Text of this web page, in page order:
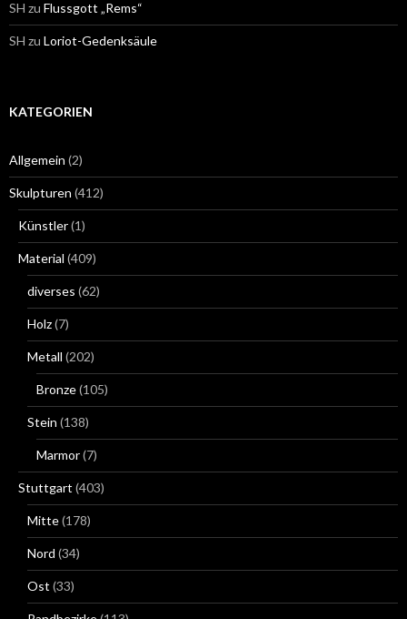
SH zu Flussgott „Rems“
SH zu Loriot-Gedenksäule
KATEGORIEN
Allgemein (2)
Skulpturen (412)
Künstler(1)
Material (409)
diverses (62)
Holz(7)
Metall (202)
Bronze(105)
Stein (138)
Marmor(7)
Stuttgart (403)
Mitte(178)
Nord (34)
Ost (33)